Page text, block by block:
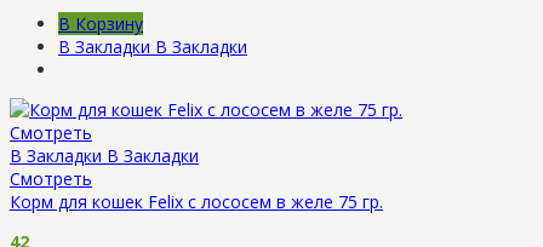
В Корзину
В Закладки В Закладки
Смотреть
В Закладки В Закладки
Смотреть
Корм для кошек Felix с лососем в желе 75 гр.
42